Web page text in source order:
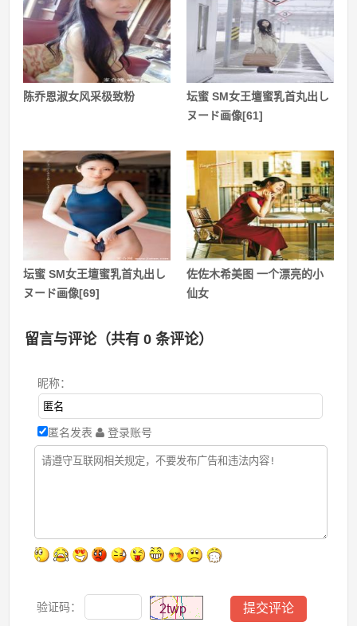
陈乔恩淑女风采极致粉
坛蜜 SM女王壇蜜乳首丸出し
ヌード画像[61]
坛蜜 SM女王壇蜜乳首丸出し
ヌード画像[69]
佐佐木希美图 一个漂亮的小
仙女
留言与评论（共有0 条评论）
昵称：
匿名发表 登录账号
验证码：